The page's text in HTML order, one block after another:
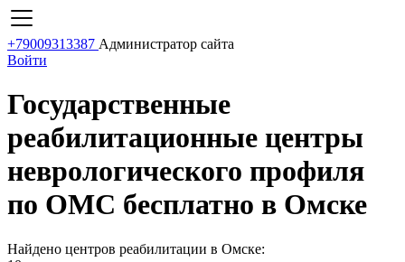
+79009313387 Администратор сайта
Войти
Государственные
реабилитационные центры
неврологического профиля
по ОМС бесплатно в Омске
Найдено центров реабилитации в Омске: